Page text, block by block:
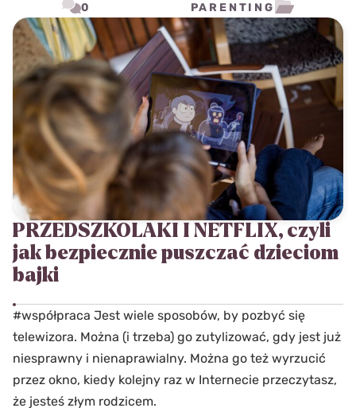
0 PARENTING
PRZEDSZKOLAKI I NETFLIX, czyli
jak bezpiecznie puszczać dzieciom
bajki
#współpraca Jest wiele sposobów, by pozbyć się
telewizora. Można (i trzeba) go zutylizować, gdy jest już
niesprawny i nienaprawialny. Można go też wyrzucić
przez okno, kiedy kolejny raz w Internecie przeczytasz,
że jesteś złym rodzicem.